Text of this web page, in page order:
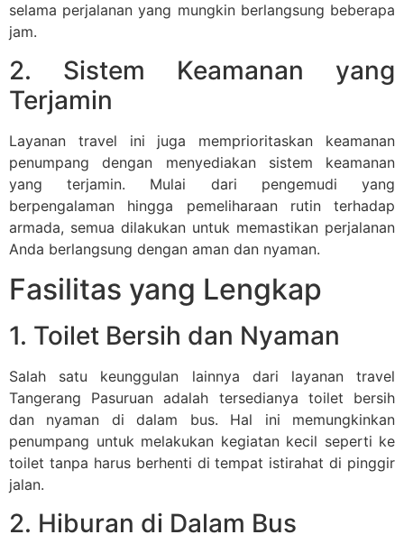
selama perjalanan yang mungkin berlangsung beberapa
jam.
2. Sistem Keamanan yang
Terjamin
Layanan travel ini juga memprioritaskan keamanan
penumpang dengan menyediakan sistem keamanan
yang terjamin. Mulai dari pengemudi yang
berpengalaman hingga pemeliharaan rutin terhadap
armada, semua dilakukan untuk memastikan perjalanan
Anda berlangsung dengan aman dan nyaman.
Fasilitas yang Lengkap
1. Toilet Bersih dan Nyaman
Salah satu keunggulan lainnya dari layanan travel
Tangerang Pasuruan adalah tersedianya toilet bersih
dan nyaman di dalam bus. Hal ini memungkinkan
penumpang untuk melakukan kegiatan kecil seperti ke
toilet tanpa harus berhenti di tempat istirahat di pinggir
jalan.
2. Hiburan di Dalam Bus